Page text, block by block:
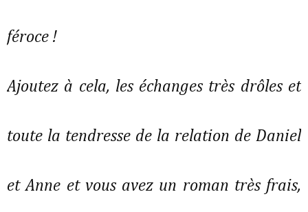
féroce !
Ajoutez à cela, les échanges très drôles et
toute la tendresse de la relation de Daniel
et Anne et vous avez un roman très frais,